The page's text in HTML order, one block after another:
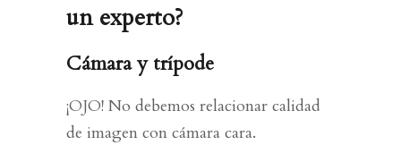
un experto?
Cámara y trípode
¡OJO! No debemos relacionar calidad
de imagen con cámara cara.